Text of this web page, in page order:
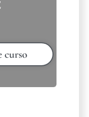
curso